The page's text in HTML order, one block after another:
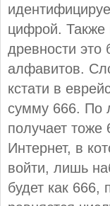
цифрой.
древности
алфавитов.
кстати в
сумму 666. По
получает тоже
Интернет, в
войти, лишь
будет как 666,